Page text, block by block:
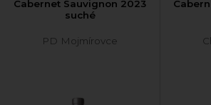
Cabernet Sauvignon 2023
suché
PD Mojmírovce